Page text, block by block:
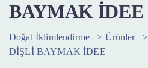
BAYMAK İDEE
Doğal İklimlendirme > Ürünler
DİŞLİ BAYMAK İDEE